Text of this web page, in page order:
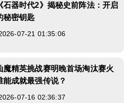
石器时代2》揭秘史前阵法：开启
秘密钥匙
07-21 01:35:06
魔精英挑战赛明晚首场淘汰赛火
能成就最强传说？
07-16 02:36:37